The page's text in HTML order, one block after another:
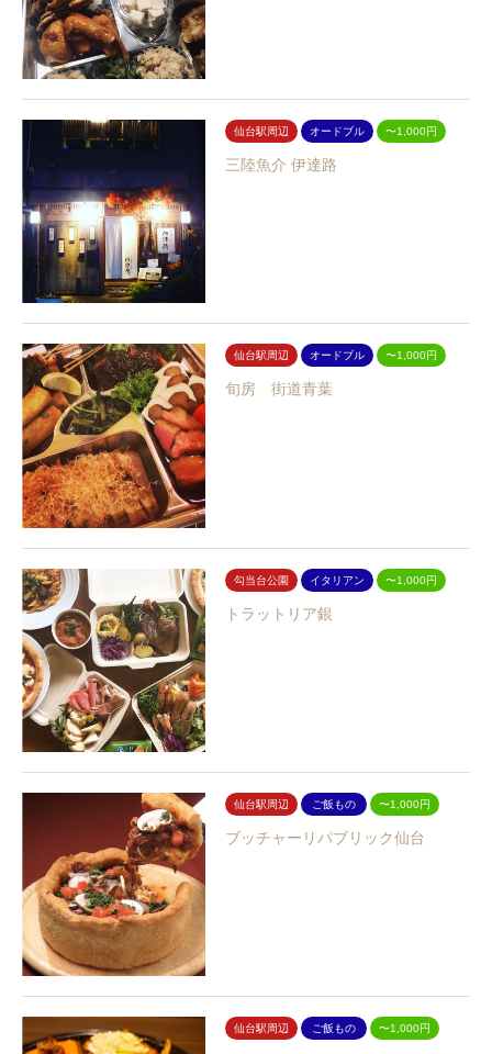
仙台駅周辺 オードブル 〜1,000円
三陸魚介 伊達路
仙台駅周辺 オードブル 〜1,000円
旬房 街道青葉
勾当台公園 イタリアン 〜1,000円
トラットリア銀
仙台駅周辺 ご飯もの 〜1,000円
ブッチャーリパブリック仙台
仙台駅周辺 ご飯もの 〜1,000円